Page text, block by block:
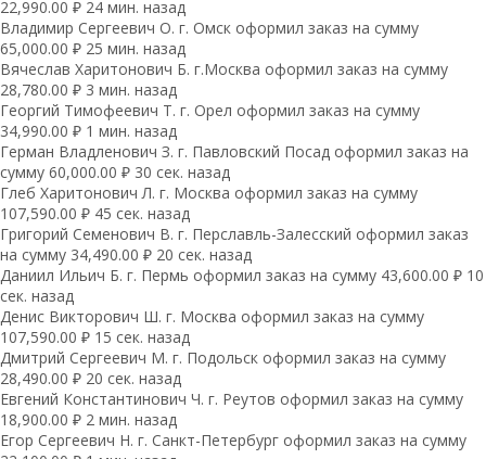
22,990.00 ₽ 24 мин. назад
Владимир Сергеевич О. г. Омск оформил заказ на сумму
65,000.00 ₽ 25 мин. назад
Вячеслав Харитонович Б. г.Москва оформил заказ на сумму
28,780.00 ₽ 3 мин. назад
Георгий Тимофеевич Т. г. Орел оформил заказ на сумму
34,990.00 ₽ 1 мин. назад
Герман Владленович З. г. Павловский Посад оформил заказ на
сумму 60,000.00 ₽ 30 сек. назад
Глеб Харитонович Л. г. Москва оформил заказ на сумму
107,590.00 ₽ 45 сек. назад
Григорий Семенович В. г. Перславль-Залесский оформил заказ
на сумму 34,490.00 ₽ 20 сек. назад
Даниил Ильич Б. г. Пермь оформил заказ на сумму 43,600.00 ₽ 10
сек. назад
Денис Викторович Ш. г. Москва оформил заказ на сумму
107,590.00 ₽ 15 сек. назад
Дмитрий Сергеевич М. г. Подольск оформил заказ на сумму
28,490.00 ₽ 20 сек. назад
Евгений Константинович Ч. г. Реутов оформил заказ на сумму
18,900.00 ₽ 2 мин. назад
Егор Сергеевич Н. г. Санкт-Петербург оформил заказ на сумму